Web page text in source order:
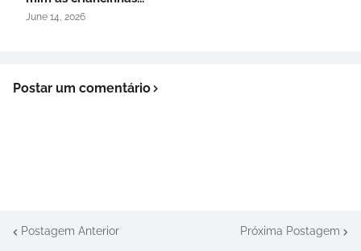
June 14, 2026
Postar um comentário
Postagem Anterior Próxima Postagem